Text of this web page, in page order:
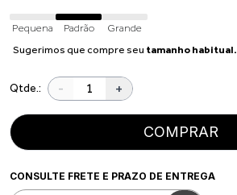
Pequena Padrão
Grande
Sugerimos que compre seu tamanho habitual.
Qtde.: - +
COMPRAR
CONSULTE FRETE E PRAZO DE ENTREGA